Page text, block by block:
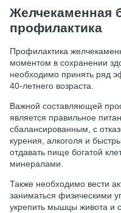
Желчекаменная
профилактика
Профилактика
моментом в сохранении
необходимо принять ряд
40-летнего возраста.
Важной составляющей
является правильное
сбалансированным, с
курения, алкоголя и
отдавать пище богатой
минералами.
Также необходимо вести
заниматься физическими
укрепить мышцы живота и